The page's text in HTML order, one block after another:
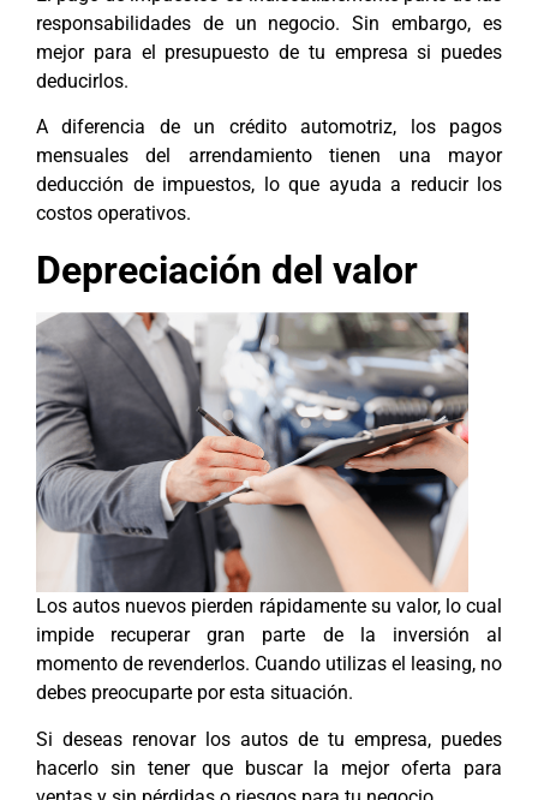
responsabilidades de un negocio. Sin embargo, es
mejor para el presupuesto de tu empresa si puedes
deducirlos.
A diferencia de un crédito automotriz, los pagos
mensuales del arrendamiento tienen una mayor
deducción de impuestos, lo que ayuda a reducir los
costos operativos.
Depreciación del valor
Los autos nuevos pierden rápidamente su valor, lo cual
impide recuperar gran parte de la inversión al
momento de revenderlos. Cuando utilizas el leasing, no
debes preocuparte por esta situación.
Si deseas renovar los autos de tu empresa, puedes
hacerlo sin tener que buscar la mejor oferta para